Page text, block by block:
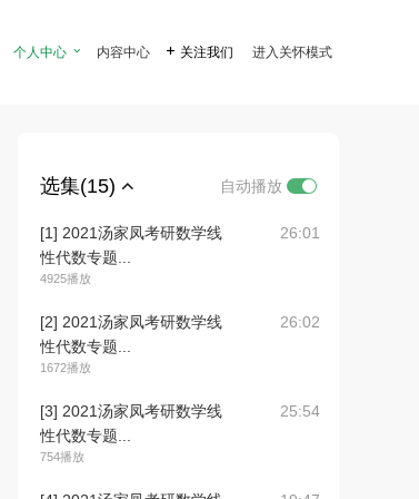
个人中心  内容中心  关注我们 进入关怀模式
选集(15) 自动播放
[1] 2021汤家凤考研数学线
性代数专题...
4925播放
26:01
[2] 2021汤家凤考研数学线
性代数专题...
1672播放
26:02
[3] 2021汤家凤考研数学线
性代数专题...
754播放
25:54